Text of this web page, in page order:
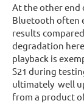
At the other end
Bluetooth often
results
degradation
playback is
S21 during
ultimately well
from a product